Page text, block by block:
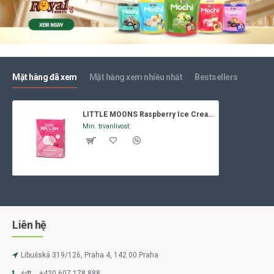
Mặt hàng đã xem Mặt hàng xem nhiều nhất Bestsellers
LITTLE MOONS Raspberry Ice Cream Mochi 192g
Min. trvanlivost:
Liên hệ
Libušská 319/126, Praha 4, 142 00 Praha